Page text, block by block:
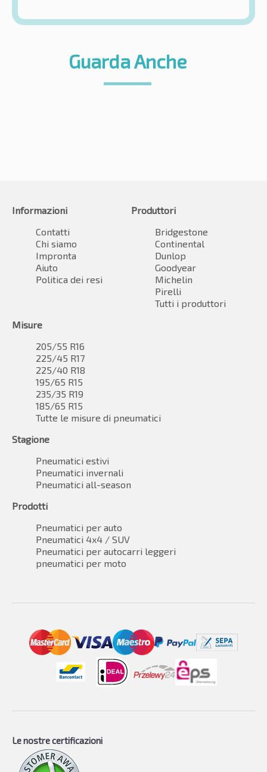
Guarda Anche
Informazioni
Contatti
Chi siamo
Impronta
Aiuto
Politica dei resi
Produttori
Bridgestone
Continental
Dunlop
Goodyear
Michelin
Pirelli
Tutti i produttori
Misure
205/55 R16
225/45 R17
225/40 R18
195/65 R15
235/35 R19
185/65 R15
Tutte le misure di pneumatici
Stagione
Pneumatici estivi
Pneumatici invernali
Pneumatici all-season
Prodotti
Pneumatici per auto
Pneumatici 4x4 / SUV
Pneumatici per autocarri leggeri
pneumatici per moto
Le nostre certificazioni